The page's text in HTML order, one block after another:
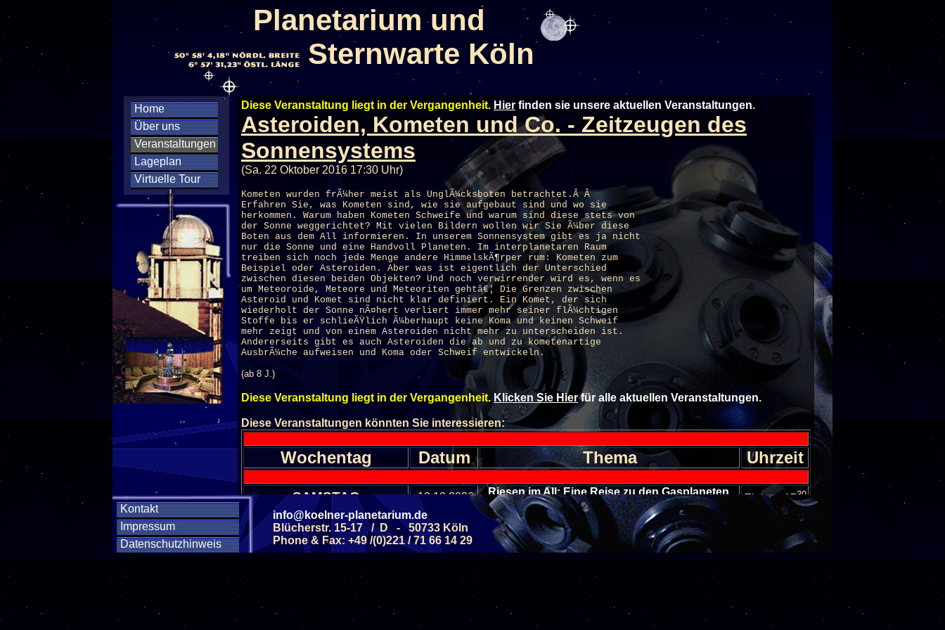
Planetarium und
Sternwarte Köln
Home
Über uns
Veranstaltungen
Lageplan
Virtuelle Tour
Kontakt
Impressum
Datenschutzhinweis
Diese Veranstaltung liegt in der Vergangenheit. Hier finden sie unsere aktuellen Veranstaltungen.
Asteroiden, Kometen und Co. - Zeitzeugen des
Sonnensystems
(Sa. 22 Oktober 2016 17:30 Uhr)
Kometen wurden frÃ¼her meist als UnglÃ¼cksboten betrachtet.Â Â
Erfahren Sie, was Kometen sind, wie sie aufgebaut sind und wo sie
herkommen. Warum haben Kometen Schweife und warum sind diese stets von
der Sonne weggerichtet? Mit vielen Bildern wollen wir Sie Ã¼ber diese
Boten aus dem All informieren. In unserem Sonnensystem gibt es ja nicht
nur die Sonne und eine Handvoll Planeten. Im interplanetaren Raum
treiben sich noch jede Menge andere HimmelskÃ¶rper rum: Kometen zum
Beispiel oder Asteroiden. Aber was ist eigentlich der Unterschied
zwischen diesen beiden Objekten? Und noch verwirrender wird es, wenn es
um Meteoroide, Meteore und Meteoriten gehtâ€¦ Die Grenzen zwischen
Asteroid und Komet sind nicht klar definiert. Ein Komet, der sich
wiederholt der Sonne nÃ¤hert verliert immer mehr seiner flÃ¼chtigen
Stoffe bis er schlieÃŸlich Ã¼berhaupt keine Koma und keinen Schweif
mehr zeigt und von einem Asteroiden nicht mehr zu unterscheiden ist.
Andererseits gibt es auch Asteroiden die ab und zu kometenartige
AusbrÃ¼che aufweisen und Koma oder Schweif entwickeln.
(ab 8 J.)
Diese Veranstaltung liegt in der Vergangenheit. Klicken Sie Hierfür alle aktuellen Veranstaltungen.
Diese Veranstaltungen könnten Sie interessieren:
Wochentag Datum Thema Uhrzeit
SAMSTAG 12.12.2026 Riesen im All: Eine Reise zu den Gasplaneten
(ab 8 J.) Einlass 1730
SAMSTAG 26.09.2026
Monde - kleine Trabanten in unserem
Sonnensystem
(ab 6 J.)
Allgemeine Führung - Sternhimmel im
SAMSTAG 12.09.2026 Galaxien - Sterneninseln im All
(ab 8 J.)
Allgemeine Führung - Sternhimmel im
info@koelner-planetarium.de
Blücherstr. 15-17 / D - 50733 Köln
Phone & Fax: +49 /(0)221 / 71 66 14 29